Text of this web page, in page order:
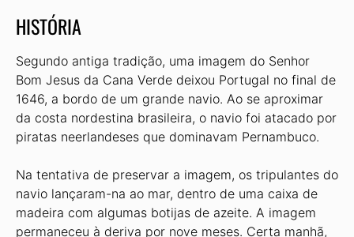
HISTÓRIA
Segundo antiga tradição, uma imagem do Senhor
Bom Jesus da Cana Verde deixou Portugal no final de
1646, a bordo de um grande navio. Ao se aproximar
da costa nordestina brasileira, o navio foi atacado por
piratas neerlandeses que dominavam Pernambuco.
Na tentativa de preservar a imagem, os tripulantes do
navio lançaram-na ao mar, dentro de uma caixa de
madeira com algumas botijas de azeite. A imagem
permaneceu à deriva por nove meses. Certa manhã,